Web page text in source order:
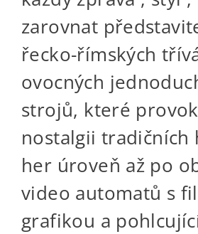
zarovnat
řecko-římských
ovocných
strojů, které
nostalgii tradičních
her úroveň až po
video automatů s
grafikou a